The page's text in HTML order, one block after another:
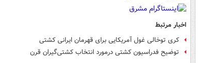
اخبار مرتبط
کری توخالی غول آمریکایی برای قهرمان ایرانی کشتی
توضیح فدراسیون کشتی درمورد انتخاب کشتی‌گیران قرن